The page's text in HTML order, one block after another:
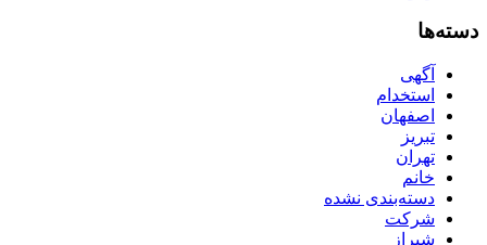
دسته‌ها
آگهی
استخدام
اصفهان
تبریز
تهران
خانم
دسته‌بندی نشده
شرکت
شیراز